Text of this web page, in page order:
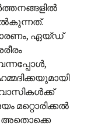
ഏയ്‌ഡ്
മറ്റൊരിക്കല്‍
അതൊക്കെ